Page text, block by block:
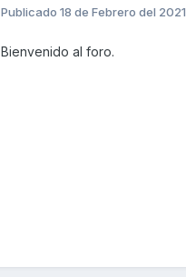
Publicado 18 de Febrero del 2021
Bienvenido al foro.